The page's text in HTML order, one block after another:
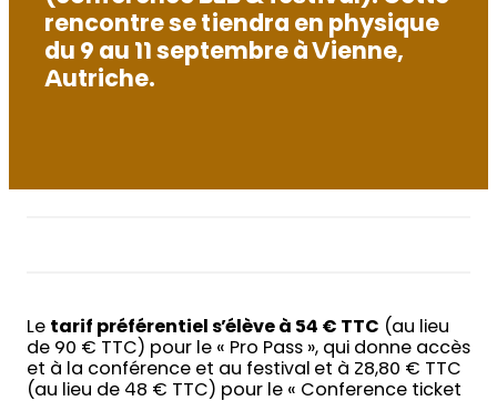
rencontre se tiendra en physique
du 9 au 11 septembre à Vienne,
Autriche.
Le tarif préférentiel s’élève à 54 € TTC (au lieu
de 90 € TTC) pour le « Pro Pass », qui donne accès
et à la conférence et au festival et à 28,80 € TTC
(au lieu de 48 € TTC) pour le « Conference ticket